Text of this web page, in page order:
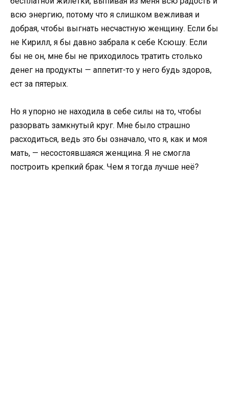
всю энергию, потому что я слишком вежливая и
добрая, чтобы выгнать несчастную женщину. Если бы
не Кирилл, я бы давно забрала к себе Ксюшу. Если
бы не он, мне бы не приходилось тратить столько
денег на продукты — аппетит-то у него будь здоров,
ест за пятерых.
Но я упорно не находила в себе силы на то, чтобы
разорвать замкнутый круг. Мне было страшно
расходиться, ведь это бы означало, что я, как и моя
мать, — несостоявшаяся женщина. Я не смогла
построить крепкий брак. Чем я тогда лучше неё?